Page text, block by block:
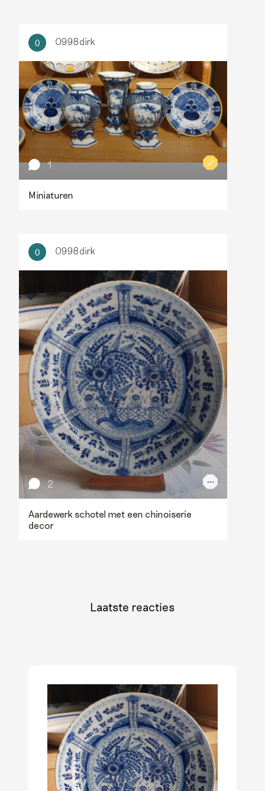
0 0998dirk
1
Miniaturen
0 0998dirk
2
Aardewerk schotel met een chinoiserie
decor
Laatste reacties